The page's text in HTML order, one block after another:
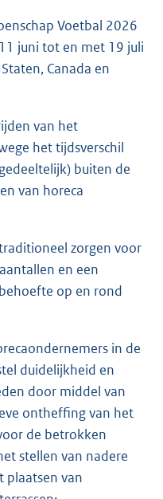
Voetbal 2026
juni tot en met 19 juli
Canada en
van het
het tijdsverschil
buiten de
van horeca
zorgen voor
en een
op en rond
in de
duidelijkheid en
door middel van
ontheffing van het
de betrokken
stellen van nadere
plaatsen van